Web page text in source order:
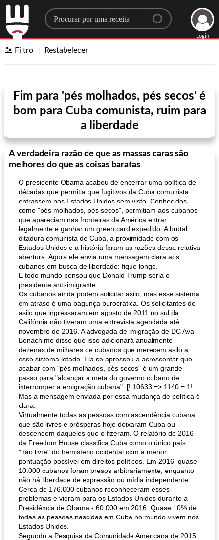
Search for a recipe
Login
Filtro Restabelecer
Fim para 'pés molhados, pés secos' é
bom para Cuba comunista, ruim para
a liberdade
A verdadeira razão de que as massas caras são
melhores do que as coisas baratas
O presidente Obama acabou de encerrar uma política de
décadas que permitia que fugitivos da Cuba comunista
entrassem nos Estados Unidos sem visto. Conhecidos
como "pés molhados, pés secos", permitiam aos cubanos
que apareciam nas fronteiras da América entrar
legalmente e ganhar um green card expedido. A brutal
ditadura comunista de Cuba, a proximidade com os
Estados Unidos e a história foram as razões dessa relativa
abertura. Agora ele envia uma mensagem clara aos
cubanos em busca de liberdade: fique longe.
E todo mundo pensou que Donald Trump seria o
presidente anti-imigrante.
Os cubanos ainda podem solicitar asilo, mas esse sistema
em atraso é uma bagunça burocrática. Os solicitantes de
asilo que ingressaram em agosto de 2011 no sul da
Califórnia não tiveram uma entrevista agendada até
novembro de 2016. A advogada de imigração de DC Ava
Benach me disse que isso adicionará anualmente
dezenas de milhares de cubanos que merecem asilo a
esse sistema lotado. Ela se apressou a acrescentar que
acabar com "pés molhados, pés secos" é um grande
passo para "alcançar a meta do governo cubano de
interromper a emigração cubana". [! 10633 => 1140 = 1!
Mas a mensagem enviada por essa mudança de política é
clara.
Virtualmente todas as pessoas com ascendência cubana
que são livres e prósperas hoje deixaram Cuba ou
descendem daqueles que o fizeram. O relatório de 2016
da Freedom House classifica Cuba como o único país
"não livre" do hemisfério ocidental com a menor
pontuação possível em direitos políticos. Em 2016, quase
10.000 cubanos foram presos arbitrariamente, enquanto
não há liberdade de expressão ou mídia independente.
Cerca de 176.000 cubanos reconheceram esses
problemas e vieram para os Estados Unidos durante a
Presidência de Obama - 60.000 em 2016. Quase 10% de
todas as pessoas nascidas em Cuba no mundo vivem nos
Estados Unidos.
Segundo a Pesquisa da Comunidade Americana de 2015,